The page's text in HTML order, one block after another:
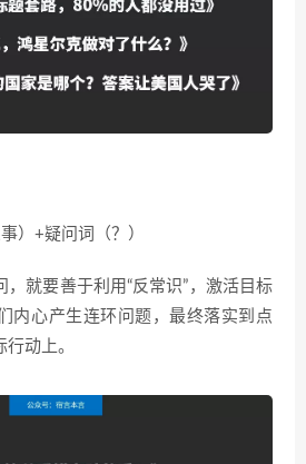
）+疑问词（？）
就要善于利用“反常识”，激活目标
内心产生连环问题，最终落实到点
动上。